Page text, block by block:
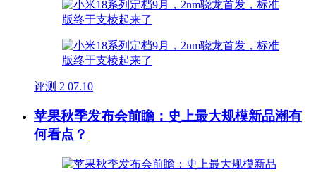
评测 2 07.10
苹果秋季发布会前瞻：史上最大规模新品潮有
何看点？